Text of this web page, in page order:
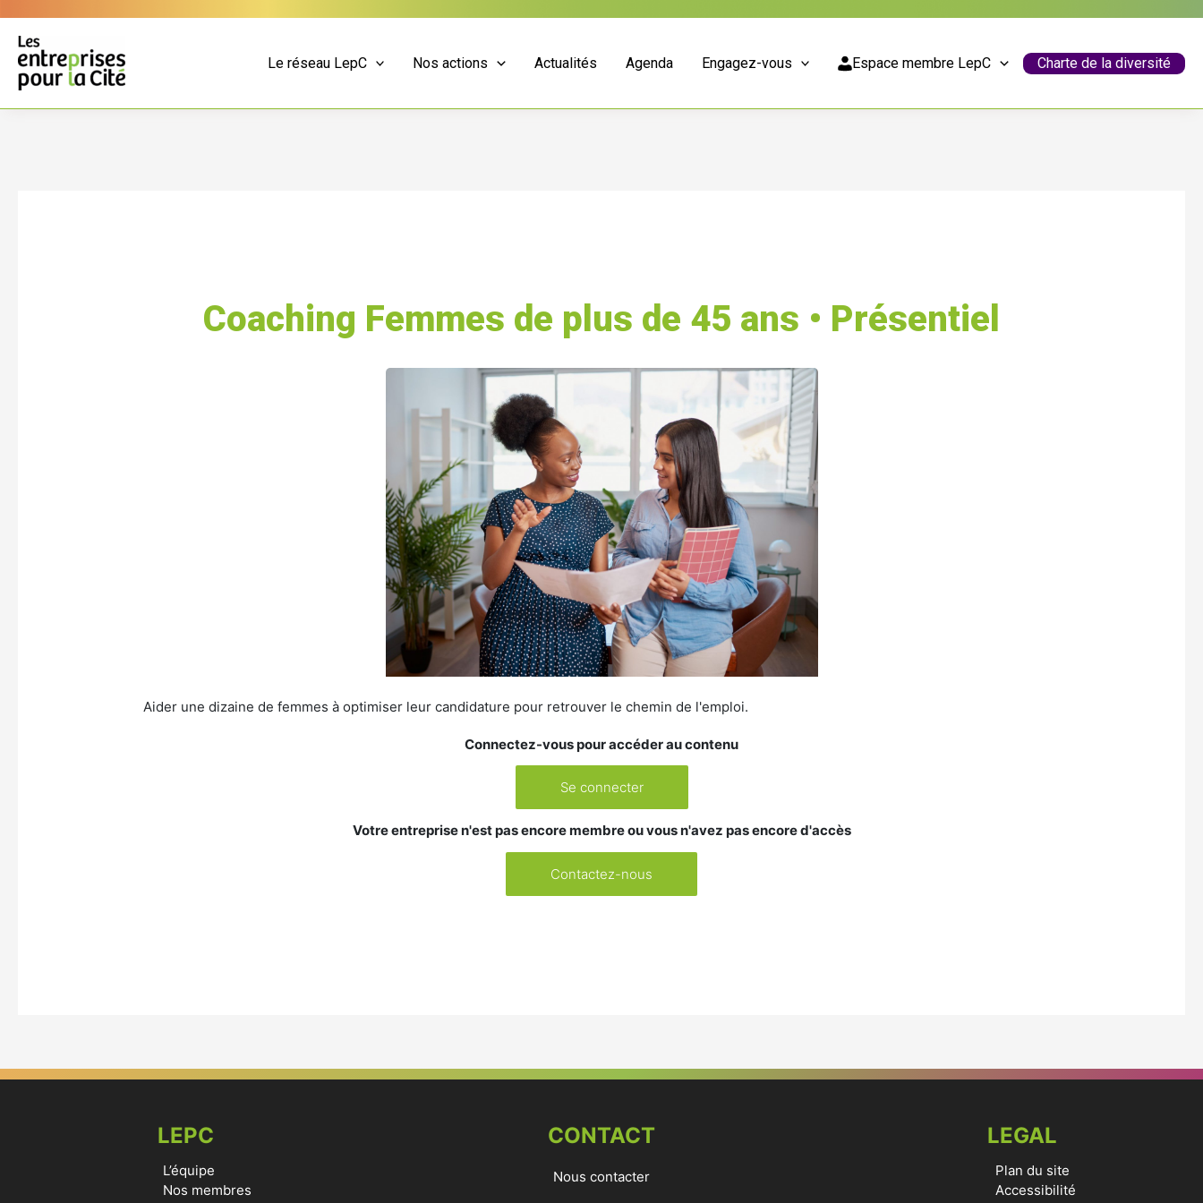
contenu
Le réseau LepC
Nos actions Actualités Agenda Engagez-vous Espace membre LepC Charte de la diversité
Coaching Femmes de plus de 45 ans • Présentiel
Aider une dizaine de femmes à optimiser leur candidature pour retrouver le chemin de l'emploi.
Connectez-vous pour accéder au contenu
Se connecter
Votre entreprise n'est pas encore membre ou vous n'avez pas encore d'accès
Contactez-nous
LEPC
L’équipe
Nos membres
CONTACT
Nous contacter
LEGAL
Plan du site
Accessibilité